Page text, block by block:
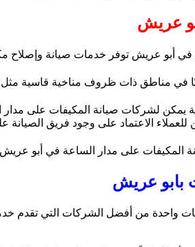
أبو عريش توفر خدمات صيانة وإصلاح
في مناطق ذات ظروف مناخية قاسية مثل:
يمكن لشركات صيانة المكيفات على
للعملاء الاعتماد على وجود فريق
المكيفات على مدار الساعة في أبو
بابو عريش
واحدة من أفضل الشركات التي تقدم